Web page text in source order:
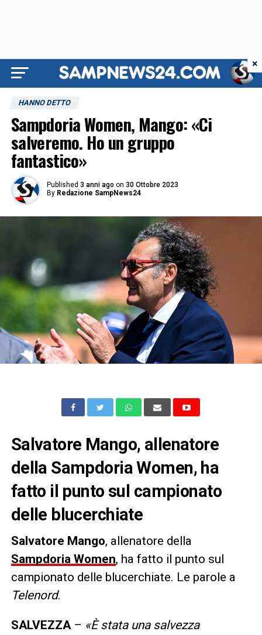
HANNO DETTO
Sampdoria Women, Mango: «Ci
salveremo. Ho un gruppo
fantastico»
Published 3 anni ago on 30 Ottobre 2023
By Redazione SampNews24
Salvatore Mango, allenatore
della Sampdoria Women, ha
fatto il punto sul campionato
delle blucerchiate
Salvatore Mango, allenatore della
Sampdoria Women, ha fatto il punto sul
campionato delle blucerchiate. Le parole a
Telenord.
SALVEZZA– «È stata una salvezza
×